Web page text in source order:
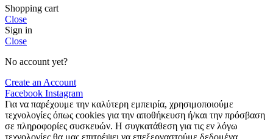
Shopping cart
Close
Sign in
Close
No account yet?
Create an Account
Facebook Instagram
Για να παρέχουμε την καλύτερη εμπειρία, χρησιμοποιούμε
τεχνολογίες όπως cookies για την αποθήκευση ή/και την πρόσβαση
σε πληροφορίες συσκευών. Η συγκατάθεση για τις εν λόγω
τεχνολογίες θα μας επιτρέψει να επεξεργαστούμε δεδομένα